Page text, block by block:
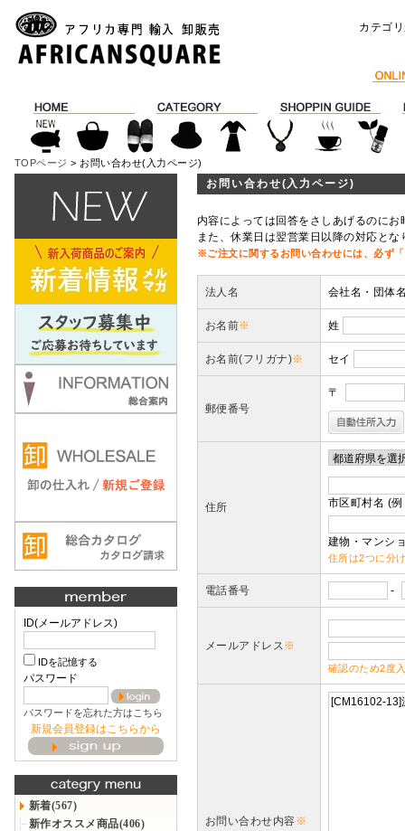
カテゴ
TOPページ > お問い合わせ(入力ページ)
ID(メールアドレス)
IDを記憶する
パスワード
パスワードを忘れた方はこちら
新規会員登録はこちらから
新着(567)
新作オススメ商品(406)
お問い合わせ(入力ページ)
内容によっては回答をさしあげるのに
また、休業日は翌営業日以降の対応と
※ご注文に関するお問い合わせには、必ず
法人名 会社名・団体
お名前※ 姓
お名前(フリガナ)※ セイ
郵便番号
〒
住所 市区町村名 (
建物・マンシ
住所は2つに分
電話番号 -
メールアドレス※
確認のため2度
お問い合わせ内容※